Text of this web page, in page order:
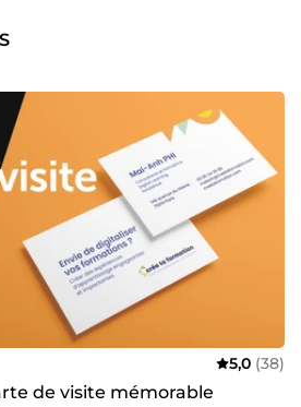
5,0 (38)
de visite mémorable